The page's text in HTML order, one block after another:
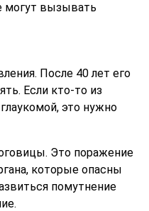
могут вызывать
После 40 лет его
Если кто-то из
это нужно
Это поражение
которые опасны
помутнение